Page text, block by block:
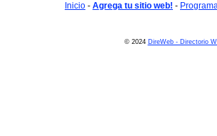
Inicio - Agrega tu sitio web! -
© 2024 DireWeb - Directorio